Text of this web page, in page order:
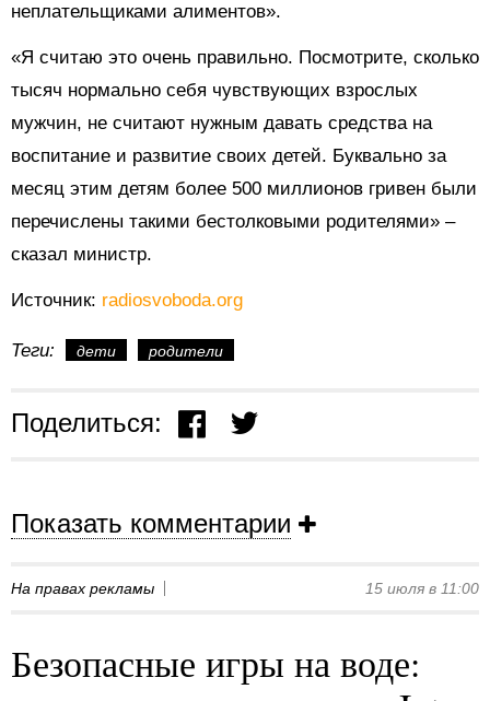
неплательщиками алиментов».
«Я считаю это очень правильно. Посмотрите, сколько
тысяч нормально себя чувствующих взрослых
мужчин, не считают нужным давать средства на
воспитание и развитие своих детей. Буквально за
месяц этим детям более 500 миллионов гривен были
перечислены такими бестолковыми родителями» –
сказал министр.
Источник: radiosvoboda.org
Теги: дети родители
Поделиться:
Показать комментарии
На правах рекламы 15 июля в 11:00
Безопасные игры на воде: